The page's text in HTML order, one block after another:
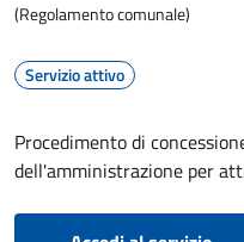
(Regolamento comunale)
Servizio attivo
Procedimento di
dell'amministrazione per